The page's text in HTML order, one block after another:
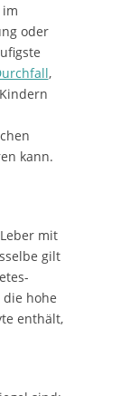
oder
,
kann.
mit
gilt
die hohe
enthält,